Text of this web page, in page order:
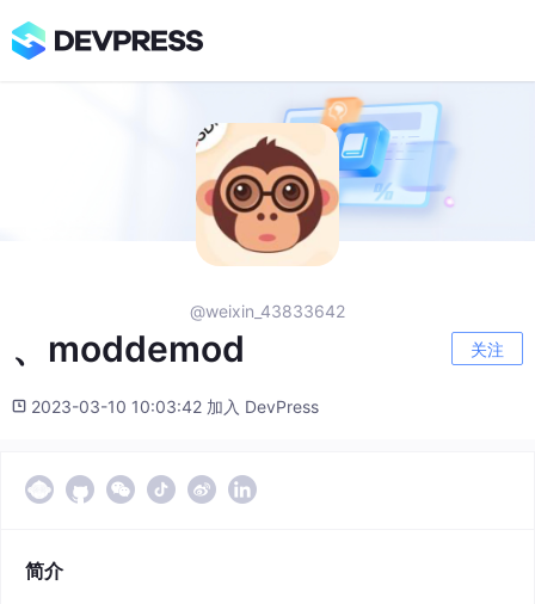
@weixin_43833642
、moddemod 关注
2023-03-10 10:03:42 加入 DevPress
简介